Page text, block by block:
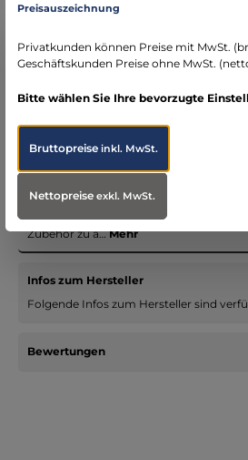
DE)
seit über 15 Jahren
Bereich Notfallmedizin
Beschreibung
Unsere Einsatzbekleidungssystem -
vereinigen passende Jacken, Hosen und
Zubehör zu a…Mehr
Infos zum Hersteller
Folgende Infos zum Hersteller sind
Bewertungen
Preisauszeichnung
Privatkunden können Preise mit MwSt.
Geschäftskunden Preise ohne MwSt.
Bitte wählen Sie Ihre bevorzugte
Bruttopreiseinkl. MwSt.
Nettopreiseexkl. MwSt.